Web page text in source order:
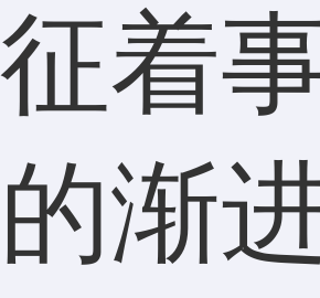
征着
的渐